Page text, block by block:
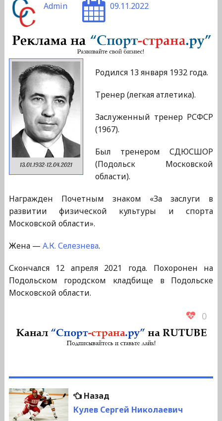
Admin 09.11.2022
13.01.1932-12.04.2021
Родился 13 января 1932 года.
Тренер (легкая атлетика).
Заслуженный тренер РСФСР
(1967).
Был тренером СДЮСШОР
(Подольск Московской
области).
Награжден Почетным знаком «За заслуги в
развитии физической культуры и спорта
Московской области».
Жена — А.К. Селезнева.
Скончался 12 апреля 2021 года. Похоронен на
Подольском городском кладбище в Подольске
Московской области.
0
Навигация
по
НазадПредыдущая
запись:
Кулев Сергей Николаевич